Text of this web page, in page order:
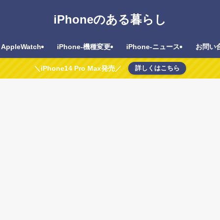
iPhoneのある暮らし
AppleWatch iPhone-機種変更 iPhone-ニュース お問い
＼iPhone14 Pro Max発売／ 詳しくはこちら